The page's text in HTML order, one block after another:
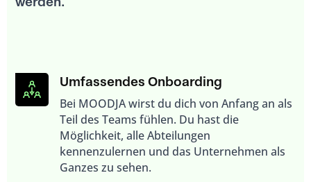
Umfassendes Onboarding
Bei MOODJA wirst du dich von Anfang an als
Teil des Teams fühlen. Du hast die
Möglichkeit, alle Abteilungen
kennenzulernen und das Unternehmen als
Ganzes zu sehen.